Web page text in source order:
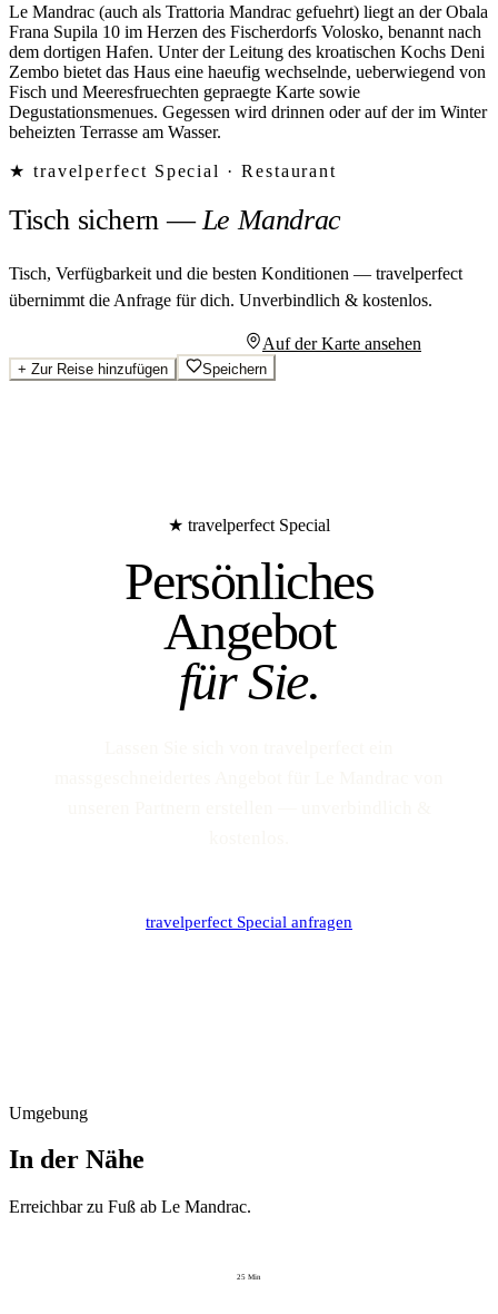
Le Mandrac (auch als Trattoria Mandrac gefuehrt) liegt an der Obala
Frana Supila 10 im Herzen des Fischerdorfs Volosko, benannt nach
dem dortigen Hafen. Unter der Leitung des kroatischen Kochs Deni
Zembo bietet das Haus eine haeufig wechselnde, ueberwiegend von
Fisch und Meeresfruechten gepraegte Karte sowie
Degustationsmenues. Gegessen wird drinnen oder auf der im Winter
beheizten Terrasse am Wasser.
★ travelperfect Special · Restaurant
Tisch sichern—Le Mandrac
Tisch, Verfügbarkeit und die besten Konditionen — travelperfect
übernimmt die Anfrage für dich. Unverbindlich & kostenlos.
Auf der Karte ansehen
+ Zur Reise hinzufügen Speichern
★ travelperfect Special
Persönliches
Angebot
für Sie.
travelperfect Special anfragen
Umgebung
In der Nähe
Erreichbar zu Fuß ab Le Mandrac.
25Min